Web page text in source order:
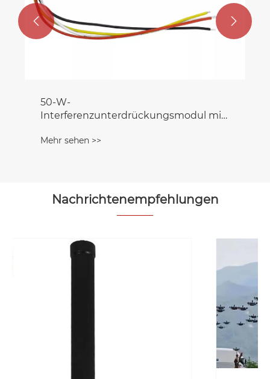
50-W-FPV-Lora- und GaN-Störmodul
 
Nachrichtenempfehlungen